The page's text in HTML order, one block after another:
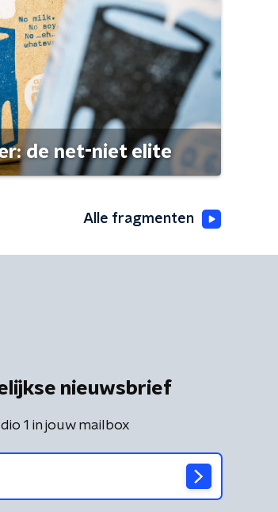
de net-niet elite
Alle fragmenten
nieuwsbrief
1 in jouw mailbox